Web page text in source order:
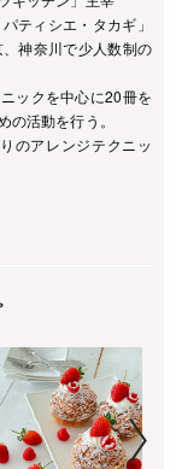
ティシエ・タカギ」
神奈川で少人数制の
ックを中心に20冊を
活動を行う。
のアレンジテクニッ